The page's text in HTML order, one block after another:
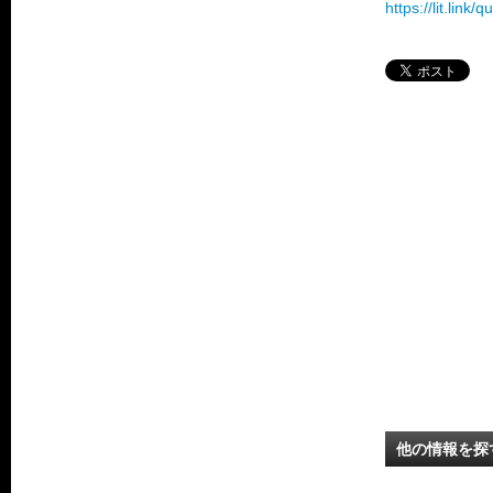
https://lit.link/
他の情報を探